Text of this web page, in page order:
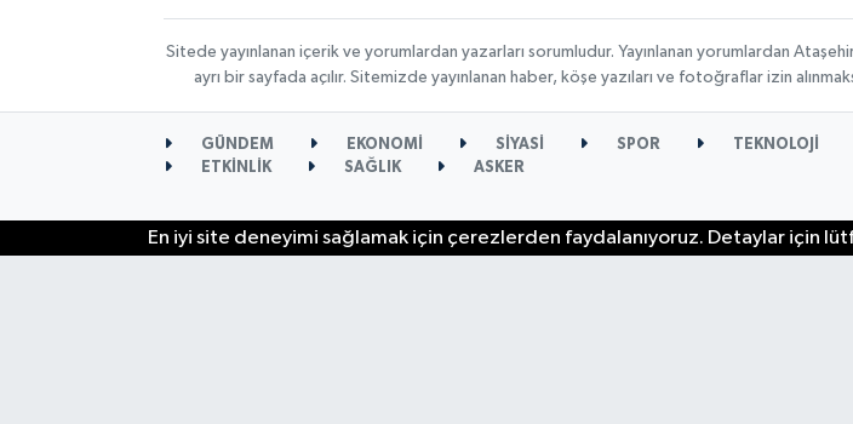
Sitede yayınlanan içerik ve yorumlardan yazarları sorumludur. Yayınlanan yorumlardan
ayrı bir sayfada açılır. Sitemizde yayınlanan haber, köşe yazıları ve fotoğraflar izin
GÜNDEM EKONOMİ SİYASİ SPOR TEKNOLOJİ
ETKİNLİK
SAĞLIK ASKER
En iyi site deneyimi sağlamak için çerezlerden faydalanıyoruz. Detaylar için